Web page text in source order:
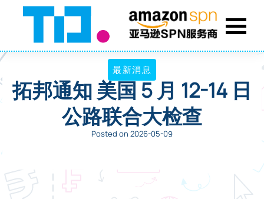
最新消息
拓邦通知 美国 5 月 12-14 日
公路联合大检查
Posted on 2026-05-09